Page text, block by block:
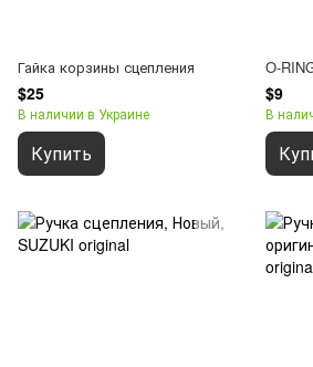
Гайка корзины сцепления
$25
В наличии в Украине
Купить
O-
$9
В